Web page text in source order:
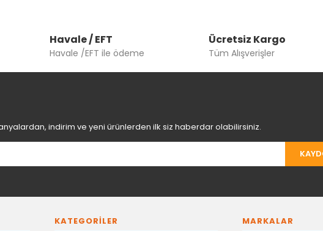
Havale / EFT
Havale /EFT ile ödeme
Ücretsiz Kargo
Tüm Alışverişler
indirim ve yeni ürünlerden ilk siz haberdar olabilirsiniz.
KATEGORİLER MARKALAR